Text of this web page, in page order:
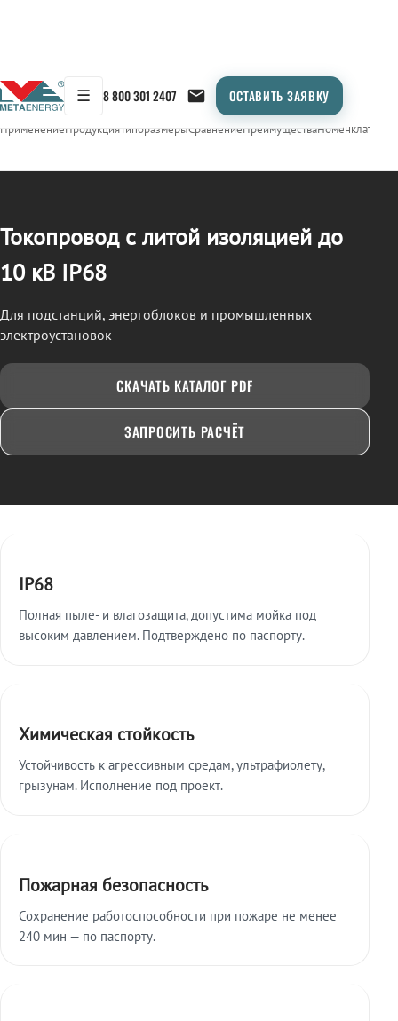
☰ 8 800 301 2407 ОСТАВИТЬ ЗАЯВКУ
← Продукция/ТОКОПРОВОД
ПрименениеПродукцияТипоразмерыСравнениеПреимуществаНоменклатура
Токопровод с литой изоляцией до
10 кВ IP68
Для подстанций, энергоблоков и промышленных
электроустановок
СКАЧАТЬ КАТАЛОГ PDF
ЗАПРОСИТЬ РАСЧЁТ
IP68
Полная пыле- и влагозащита, допустима мойка под
высоким давлением. Подтверждено по паспорту.
Химическая стойкость
Устойчивость к агрессивным средам, ультрафиолету,
грызунам. Исполнение под проект.
Пожарная безопасность
Сохранение работоспособности при пожаре не менее
240 мин — по паспорту.